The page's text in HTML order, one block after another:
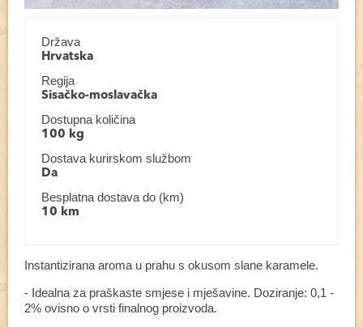
Država
Hrvatska
Regija
Sisačko-moslavačka
Dostupna količina
100 kg
Dostava kurirskom službom
Da
Besplatna dostava do (km)
10 km
Instantizirana aroma u prahu s okusom slane karamele.
- Idealna za praškaste smjese i mješavine. Doziranje: 0,1 -
2% ovisno o vrsti finalnog proizvoda.